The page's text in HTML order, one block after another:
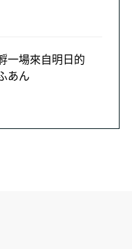
一場來自明日的
あん